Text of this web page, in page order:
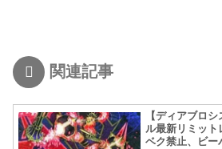
関連記事
【ディアブロ
ル最新リミット
ベク禁止、ビー